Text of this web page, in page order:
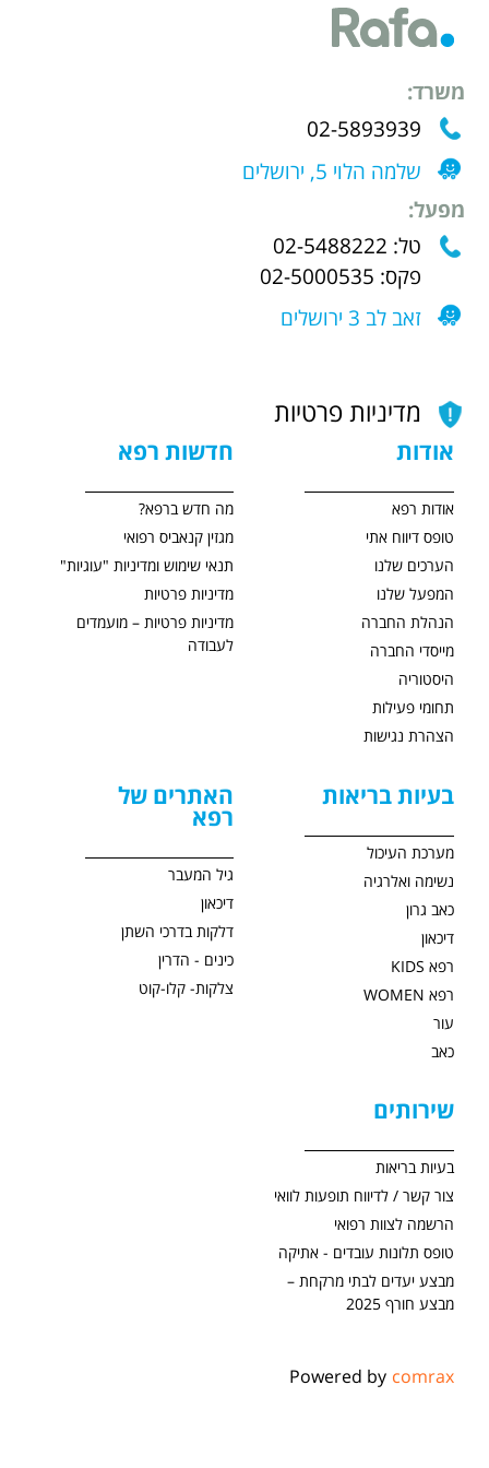
משרד:
02-5893939
שלמה הלוי 5, ירושלים
מפעל:
טל: 02-5488222
פקס: 02-5000535
זאב לב 3 ירושלים
מדיניות פרטיות
אודות
אודות רפא
טופס דיווח אתי
הערכים שלנו
המפעל שלנו
הנהלת החברה
מייסדי החברה
היסטוריה
תחומי פעילות
הצהרת נגישות
חדשות רפא
מה חדש ברפא?
מגזין קנאביס רפואי
תנאי שימוש ומדיניות "עוגיות"
מדיניות פרטיות
מדיניות פרטיות – מועמדים
לעבודה
בעיות בריאות
מערכת העיכול
נשימה ואלרגיה
כאב גרון
דיכאון
רפא KIDS
רפא WOMEN
עור
כאב
האתרים של
רפא
גיל המעבר
דיכאון
דלקות בדרכי השתן
כינים - הדרין
צלקות- קלו-קוט
שירותים
בעיות בריאות
צור קשר / לדיווח תופעות לוואי
הרשמה לצוות רפואי
טופס תלונות עובדים - אתיקה
מבצע יעדים לבתי מרקחת –
מבצע חורף 2025
Powered by comrax